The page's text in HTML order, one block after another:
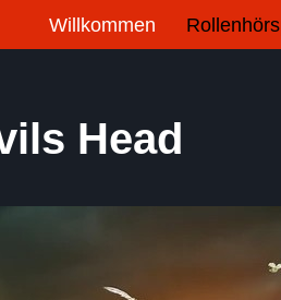
Willkommen
Head